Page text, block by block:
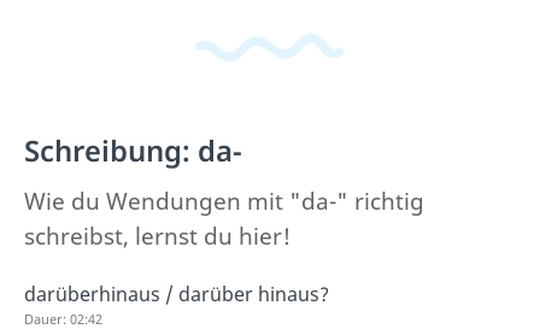
Schreibung: da-
Wie du Wendungen mit "da-" richtig
schreibst, lernst du hier!
darüberhinaus / darüber hinaus?
Dauer: 02:42